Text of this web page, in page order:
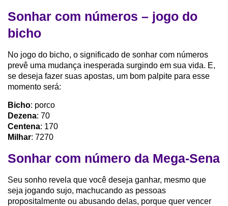
Sonhar com números – jogo do
bicho
No jogo do bicho, o significado de sonhar com números
prevê uma mudança inesperada surgindo em sua vida. E,
se deseja fazer suas apostas, um bom palpite para esse
momento será:
Bicho: porco
Dezena: 70
Centena: 170
Milhar: 7270
Sonhar com número da Mega-Sena
Seu sonho revela que você deseja ganhar, mesmo que
seja jogando sujo, machucando as pessoas
propositalmente ou abusando delas, porque quer vencer